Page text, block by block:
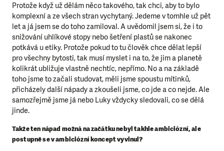
Protože když už dělám něco takového, tak chci, aby to bylo
komplexní a ze všech stran vychytaný. Jedeme v tomhle už pět
let a já jsem se do toho zamiloval. A uvědomil jsem si, že i to
snižování uhlíkové stopy nebo šetření plastů se nakonec
potkává u etiky. Protože pokud to tu člověk chce dělat lepší
pro všechny bytosti, tak musí myslet i na to, že jim a planetě
kolikrát ubližuje vlastně nechtíc, nepřímo. No a na základě
toho jsme to začali studovat, měli jsme spoustu mítinků,
přicházely další nápady a zkoušeli jsme, co jde a co nejde. Ale
samozřejmě jsme já nebo Luky vždycky sledovali, co se dělá
jinde.
Takže ten nápad možná na začátku nebyl takhle ambiciózní, ale
postupně se v ambiciózní koncept vyvinul?